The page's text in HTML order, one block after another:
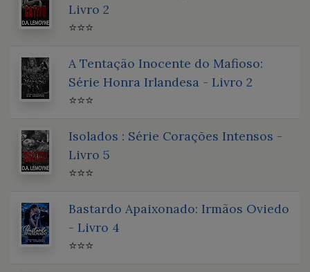
Livro 2
⭐⭐⭐
A Tentação Inocente do Mafioso:
Série Honra Irlandesa - Livro 2
⭐⭐⭐
Isolados : Série Corações Intensos -
Livro 5
⭐⭐⭐
Bastardo Apaixonado: Irmãos Oviedo
- Livro 4
⭐⭐⭐